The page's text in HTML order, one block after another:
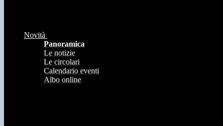
Novità
Panoramica
Le notizie
Le circolari
Calendario eventi
Albo online